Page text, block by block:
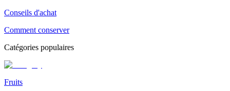
Conseils d'achat
Comment conserver
Catégories populaires
Fruits